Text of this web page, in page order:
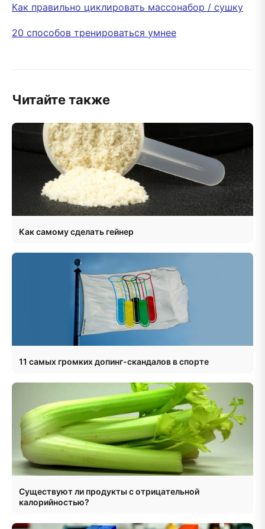
Как правильно циклировать массонабор / сушку
20 способов тренироваться умнее
Читайте также
Как самому сделать гейнер
11 самых громких допинг-скандалов в спорте
Существуют ли продукты с отрицательной
калорийностью?